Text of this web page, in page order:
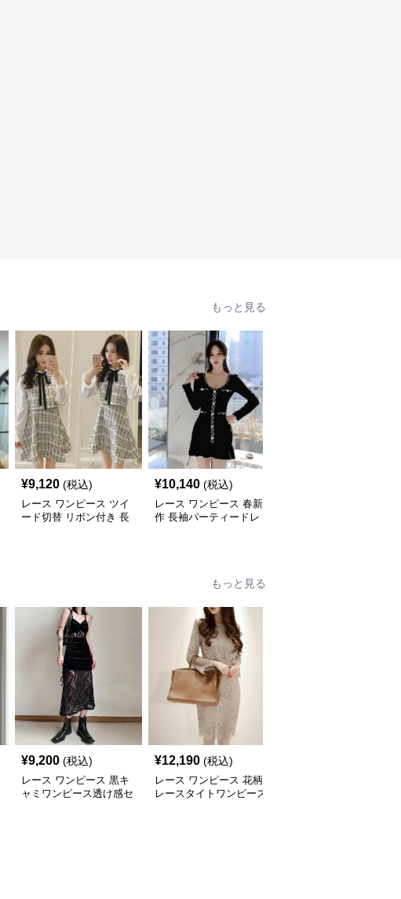
もっと見る
¥9,120 (税込)
レース ワンピース ツイ
ード切替 リボン付き 長
¥10,140 (税込)
レース ワンピース 春新
作 長袖パーティードレ
もっと見る
¥9,200 (税込)
レース ワンピース 黒キ
ャミワンピース透け感セ
¥12,190 (税込)
レース ワンピース 花柄
レースタイトワンピース